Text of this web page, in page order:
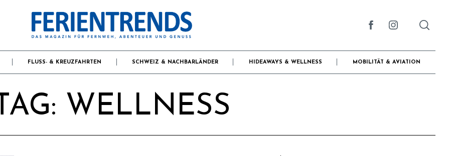
FLUSS- & KREUZFAHRTEN SCHWEIZ & NACHBARLÄNDER HIDEAWAYS & WELLNESS MOBILITÄT & AVIATION
TAG: WELLNESS